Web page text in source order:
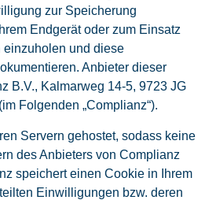
zur Speicherung
Endgerät oder zum Einsatz
einzuholen und diese
Anbieter dieser
B.V., Kalmarweg 14-5, 9723 JG
Folgenden „Complianz“).
Servern gehostet, sodass keine
des Anbieters von Complianz
speichert einen Cookie in Ihrem
Einwilligungen bzw. deren